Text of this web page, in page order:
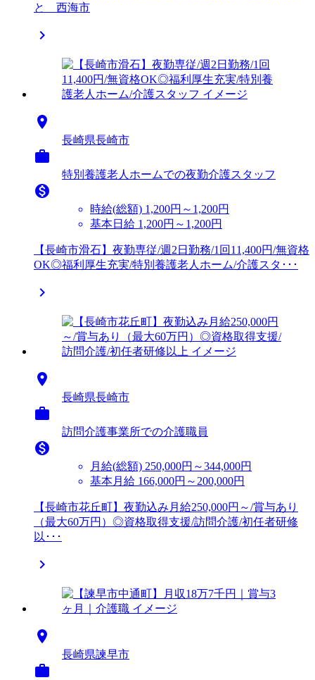
と 西海市


長崎県長崎市

特別養護老人ホームでの夜勤介護スタッフ

時給(総額) 1,200円～1,200円
基本日給 1,200円～1,200円
【長崎市滑石】夜勤専従/週2日勤務/1回11,400円/無資格
OK◎福利厚生充実/特別養護老人ホーム/介護スタ･･･


長崎県長崎市

訪問介護事業所での介護職員

月給(総額) 250,000円～344,000円
基本月給 166,000円～200,000円
【長崎市花丘町】夜勤込み月給250,000円～/賞与あり
（最大60万円）◎資格取得支援/訪問介護/初任者研修
以･･･


長崎県諫早市
